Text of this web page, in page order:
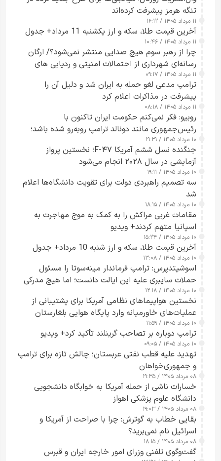
تنگه هرمز پیشرفت کرده‌اند
۱۱ مرداد ۱۴۰۵ / ۱۶:۱۲
آخرین قیمت طلا، سکه و ارز یکشنبه 11 مرداد+ جدول
۱۱ مرداد ۱۴۰۵ / ۱۰:۴۶
چرا از رهبر سوم هیچ صدایی منتشر نمی‌شود؟/ ارگان
رسانه‌ای شهرداری از احتمالات امنیتی و ردیابی های
جاسوسی گفت
۱۱ مرداد ۱۴۰۵ / ۰۹:۱۷
ترامپ مدعی لغو حمله به ایران شد و دلیل آن را
پیشرفت در مذاکرات اعلام کرد
۱۱ مرداد ۱۴۰۵ / ۰۸:۱۸
روبیو: فکر نمی‌کنم حکومت ایران تاکنون با
رئیس‌جمهوری مانند دونالد ترامپ روبه‌رو شده باشد؛
کسی که واقعاً دست به اقدام می‌زند
۱۰ مرداد ۱۴۰۵ / ۱۹:۲۹
جنگنده نسل ششم آمریکا F-۴۷؛ نخستین پرواز
آزمایشی در سال ۲۰۲۸ انجام می‌شود
۱۰ مرداد ۱۴۰۵ / ۱۹:۱۱
سه تصمیم راهبردی دولت برای تقویت دانشگاه‌ها اعلام
شد
۱۰ مرداد ۱۴۰۵ / ۱۸:۱۵
مقامات غربی مراکش را به کمک به موج مهاجرت به
اسپانیا متهم کردند+ ویدیو
۱۰ مرداد ۱۴۰۵ / ۱۵:۲۴
آخرین قیمت طلا، سکه و ارز شنبه 10 مرداد+ جدول
۱۰ مرداد ۱۴۰۵ / ۱۳:۰۸
اسوشیتدپرس: ترامپ فرماندار مینه‌سوتا را مسئول
حملات سایبری علیه این ایالت دانست؛ اما هیچ مدرکی
ارائه نکرد
۱۰ مرداد ۱۴۰۵ / ۱۲:۱۸
نخستین هواپیماهای نظامی آمریکا برای پشتیبانی از
عملیات‌های خاورمیانه وارد پایگاه هوایی بلغارستان
شدند
۱۰ مرداد ۱۴۰۵ / ۱۱:۵۹
ترامپ دوباره بر تصاحب گرینلند تأکید کرد+ ویدیو
۱۰ مرداد ۱۴۰۵ / ۰۹:۰۵
تهدید علیه قطب نفتی عربستان؛ چالش تازه برای ترامپ
و جمهوری‌خواهان
۰۸ مرداد ۱۴۰۵ / ۱۹:۳۵
خسارات ناشی از حمله آمریکا به خوابگاه دانشجویی
دانشگاه علوم پزشکی اهواز
۰۸ مرداد ۱۴۰۵ / ۱۹:۰۳
بقایی خطاب به گوترش: چرا با صراحت از آمریکا و
اسرائیل نام نمی‌برید؟
۰۸ مرداد ۱۴۰۵ / ۱۸:۱۵
گفت‌وگوی تلفنی وزرای امور خارجه ایران و قبرس